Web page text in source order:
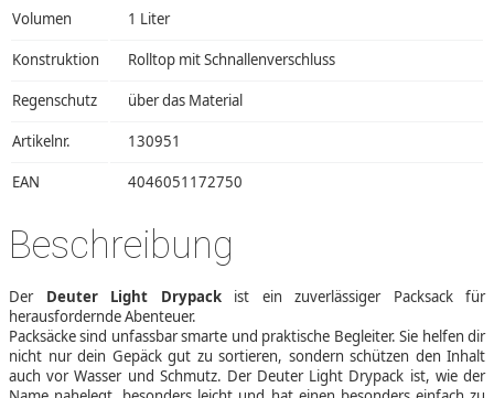
Volumen 1 Liter
Konstruktion Rolltop mit Schnallenverschluss
Regenschutz über das Material
Artikelnr. 130951
EAN 4046051172750
Beschreibung
Der Deuter Light Drypackist ein zuverlässiger Packsack für
herausfordernde Abenteuer.
Packsäcke sind unfassbar smarte und praktische Begleiter. Sie helfen dir
nicht nur dein Gepäck gut zu sortieren, sondern schützen den Inhalt
auch vor Wasser und Schmutz. Der Deuter Light Drypack ist, wie der